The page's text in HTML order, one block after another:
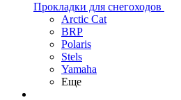
Прокладки для снегоходов
Arctic Cat
BRP
Polaris
Stels
Yamaha
Еще